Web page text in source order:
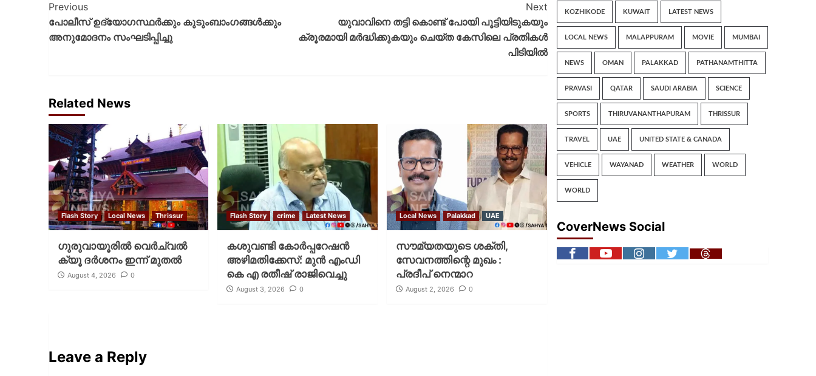
Previous
പോലീസ് ഉദ്യോഗസ്ഥർക്കും കുടുംബാംഗങ്ങൾക്കും
അനുമോദനം സംഘടിപ്പിച്ചു
Next
യുവാവിനെ തട്ടി കൊണ്ട് പോയി പൂട്ടിയിടുകയും
ക്രൂരമായി മർദ്ധിക്കുകയും ചെയ്ത കേസിലെ പ്രതികൾ
പിടിയിൽ
Related News
Flash Story Local News Thrissur
ഗുരുവായൂരില്‍ വെര്‍ച്വല്‍
ക്യൂ ദര്‍ശനം ഇന്ന് മുതല്‍
August 4, 2026 0
Flash Story crime Latest News
കശുവണ്ടി കോര്‍പ്പറേഷന്‍
അഴിമതിക്കേസ്: മുന്‍ എംഡി
കെ എ രതീഷ് രാജിവെച്ചു
August 3, 2026 0
Local News Palakkad UAE
സൗമ്യതയുടെ ശക്തി,
സേവനത്തിന്റെ മുഖം :
പ്രദീപ് നെന്മാറ
August 2, 2026 0
Leave a Reply
KOZHIKODE KUWAIT LATEST NEWS
LOCAL NEWS MALAPPURAM MOVIE MUMBAI
NEWS OMAN PALAKKAD PATHANAMTHITTA
PRAVASI QATAR SAUDI ARABIA SCIENCE
SPORTS THIRUVANANTHAPURAM THRISSUR
TRAVEL UAE UNITED STATE & CANADA
VEHICLE WAYANAD WEATHER WORLD
WORLD
CoverNews Social